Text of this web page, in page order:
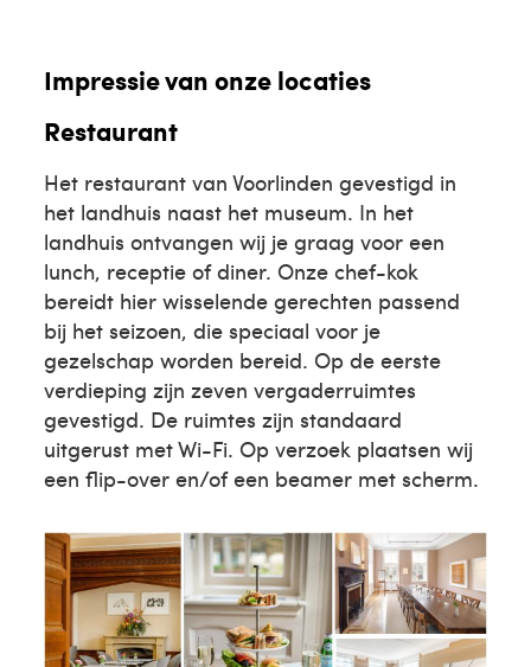
Impressie van onze locaties
Restaurant
Het restaurant van Voorlinden gevestigd in
het landhuis naast het museum. In het
landhuis ontvangen wij je graag voor een
lunch, receptie of diner. Onze chef-kok
bereidt hier wisselende gerechten passend
bij het seizoen, die speciaal voor je
gezelschap worden bereid. Op de eerste
verdieping zijn zeven vergaderruimtes
gevestigd. De ruimtes zijn standaard
uitgerust met Wi-Fi. Op verzoek plaatsen wij
een flip-over en/of een beamer met scherm.